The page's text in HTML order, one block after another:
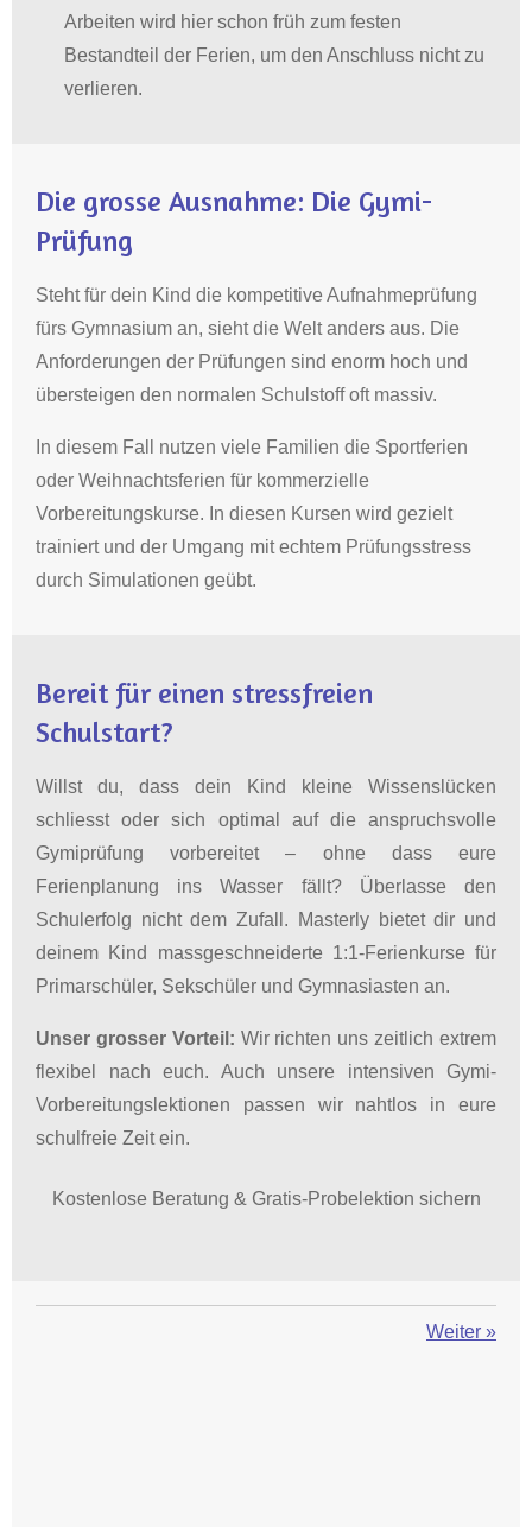
Arbeiten wird hier schon früh zum festen
Bestandteil der Ferien, um den Anschluss nicht zu
verlieren.
Die grosse Ausnahme: Die Gymi-
Prüfung
Steht für dein Kind die kompetitive Aufnahmeprüfung
fürs Gymnasium an, sieht die Welt anders aus. Die
Anforderungen der Prüfungen sind enorm hoch und
übersteigen den normalen Schulstoff oft massiv.
In diesem Fall nutzen viele Familien die Sportferien
oder Weihnachtsferien für kommerzielle
Vorbereitungskurse. In diesen Kursen wird gezielt
trainiert und der Umgang mit echtem Prüfungsstress
durch Simulationen geübt.
Bereit für einen stressfreien
Schulstart?
Willst du, dass dein Kind kleine Wissenslücken
schliesst oder sich optimal auf die anspruchsvolle
Gymiprüfung vorbereitet – ohne dass eure
Ferienplanung ins Wasser fällt? Überlasse den
Schulerfolg nicht dem Zufall.
Masterly bietet dir und
deinem Kind massgeschneiderte 1:1-Ferienkurse für
Primarschüler, Sekschüler und Gymnasiasten an.
Unser grosser Vorteil: Wir richten uns zeitlich extrem
flexibel nach euch. Auch unsere intensiven Gymi-
Vorbereitungslektionen passen wir nahtlos in eure
schulfreie Zeit ein.
Kostenlose Beratung & Gratis-Probelektion sichern
Weiter »